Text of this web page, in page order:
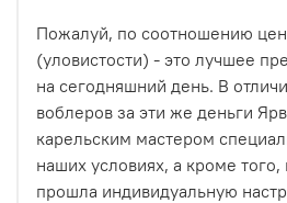
Пожалуй, по соотношению
(уловистости) - это лучшее
на сегодняшний день. В
воблеров за эти же деньги
карельским мастером
наших условиях, а кроме
прошла индивидуальную